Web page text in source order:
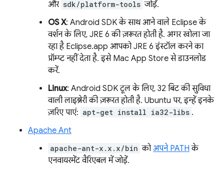
और sdk/platform-tools जोड़ें.
OS X: Android SDK के साथ आने वाले Eclipse के
वर्शन के लिए, JRE 6 की ज़रूरत होती है. अगर खोला जा
रहा है Eclipse.app आपको JRE 6 इंस्टॉल करने का
प्रॉम्प्ट नहीं देता है. इसे Mac App Store से डाउनलोड
करें.
Linux: Android SDK टूल के लिए, 32 बिट की सुविधा
वाली लाइब्रेरी की ज़रूरत होती है. Ubuntu पर, इन्हें इनके
ज़रिए पाएं: apt-get install ia32-libs .
Apache Ant
apache-ant-x.x.x/bin कोअपने PATH के
एनवायरमेंट वैरिएबल में जोड़ें.